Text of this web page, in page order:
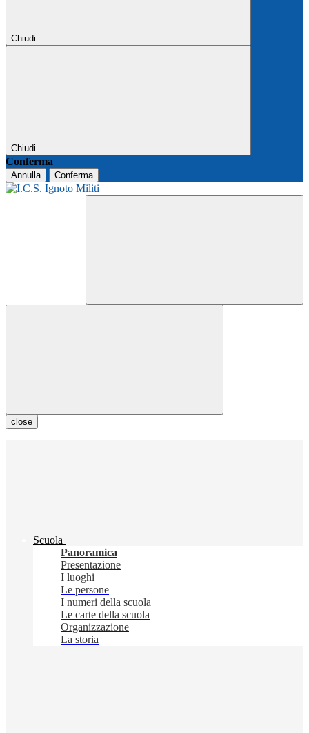
Chiudi
Chiudi
Conferma
Annulla Conferma
close
Scuola
Panoramica
Presentazione
I luoghi
Le persone
I numeri della scuola
Le carte della scuola
Organizzazione
La storia